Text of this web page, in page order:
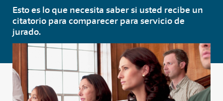
Esto es lo que necesita saber si usted recibe un
citatorio para comparecer para servicio de
jurado.